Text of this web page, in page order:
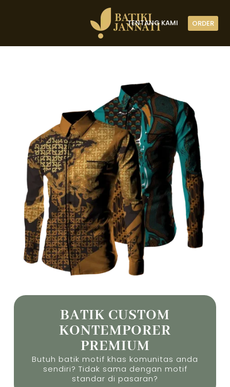
TENTANG KAMI ORDER
BATIK CUSTOM
KONTEMPORER
PREMIUM
Butuh batik motif khas komunitas anda
sendiri? Tidak sama dengan motif
standar di pasaran?